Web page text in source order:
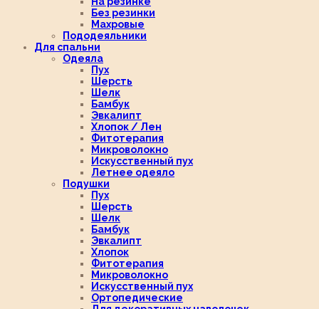
Без резинки
Махровые
Пододеяльники
Для спальни
Одеяла
Пух
Шерсть
Шелк
Бамбук
Эвкалипт
Хлопок / Лен
Фитотерапия
Микроволокно
Искусственный пух
Летнее одеяло
Подушки
Пух
Шерсть
Шелк
Бамбук
Эвкалипт
Хлопок
Фитотерапия
Микроволокно
Искусственный пух
Ортопедические